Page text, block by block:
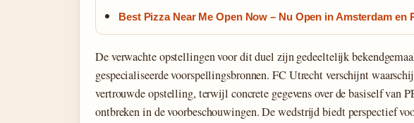
Best Pizza Near Me Open Now – Nu Open in Amsterdam en
De verwachte opstellingen voor dit duel zijn gedeeltelijk
gespecialiseerde voorspellingsbronnen. FC Utrecht verschijnt
vertrouwde opstelling, terwijl concrete gegevens over de basiself van
ontbreken in de voorbeschouwingen. De wedstrijd biedt perspectief